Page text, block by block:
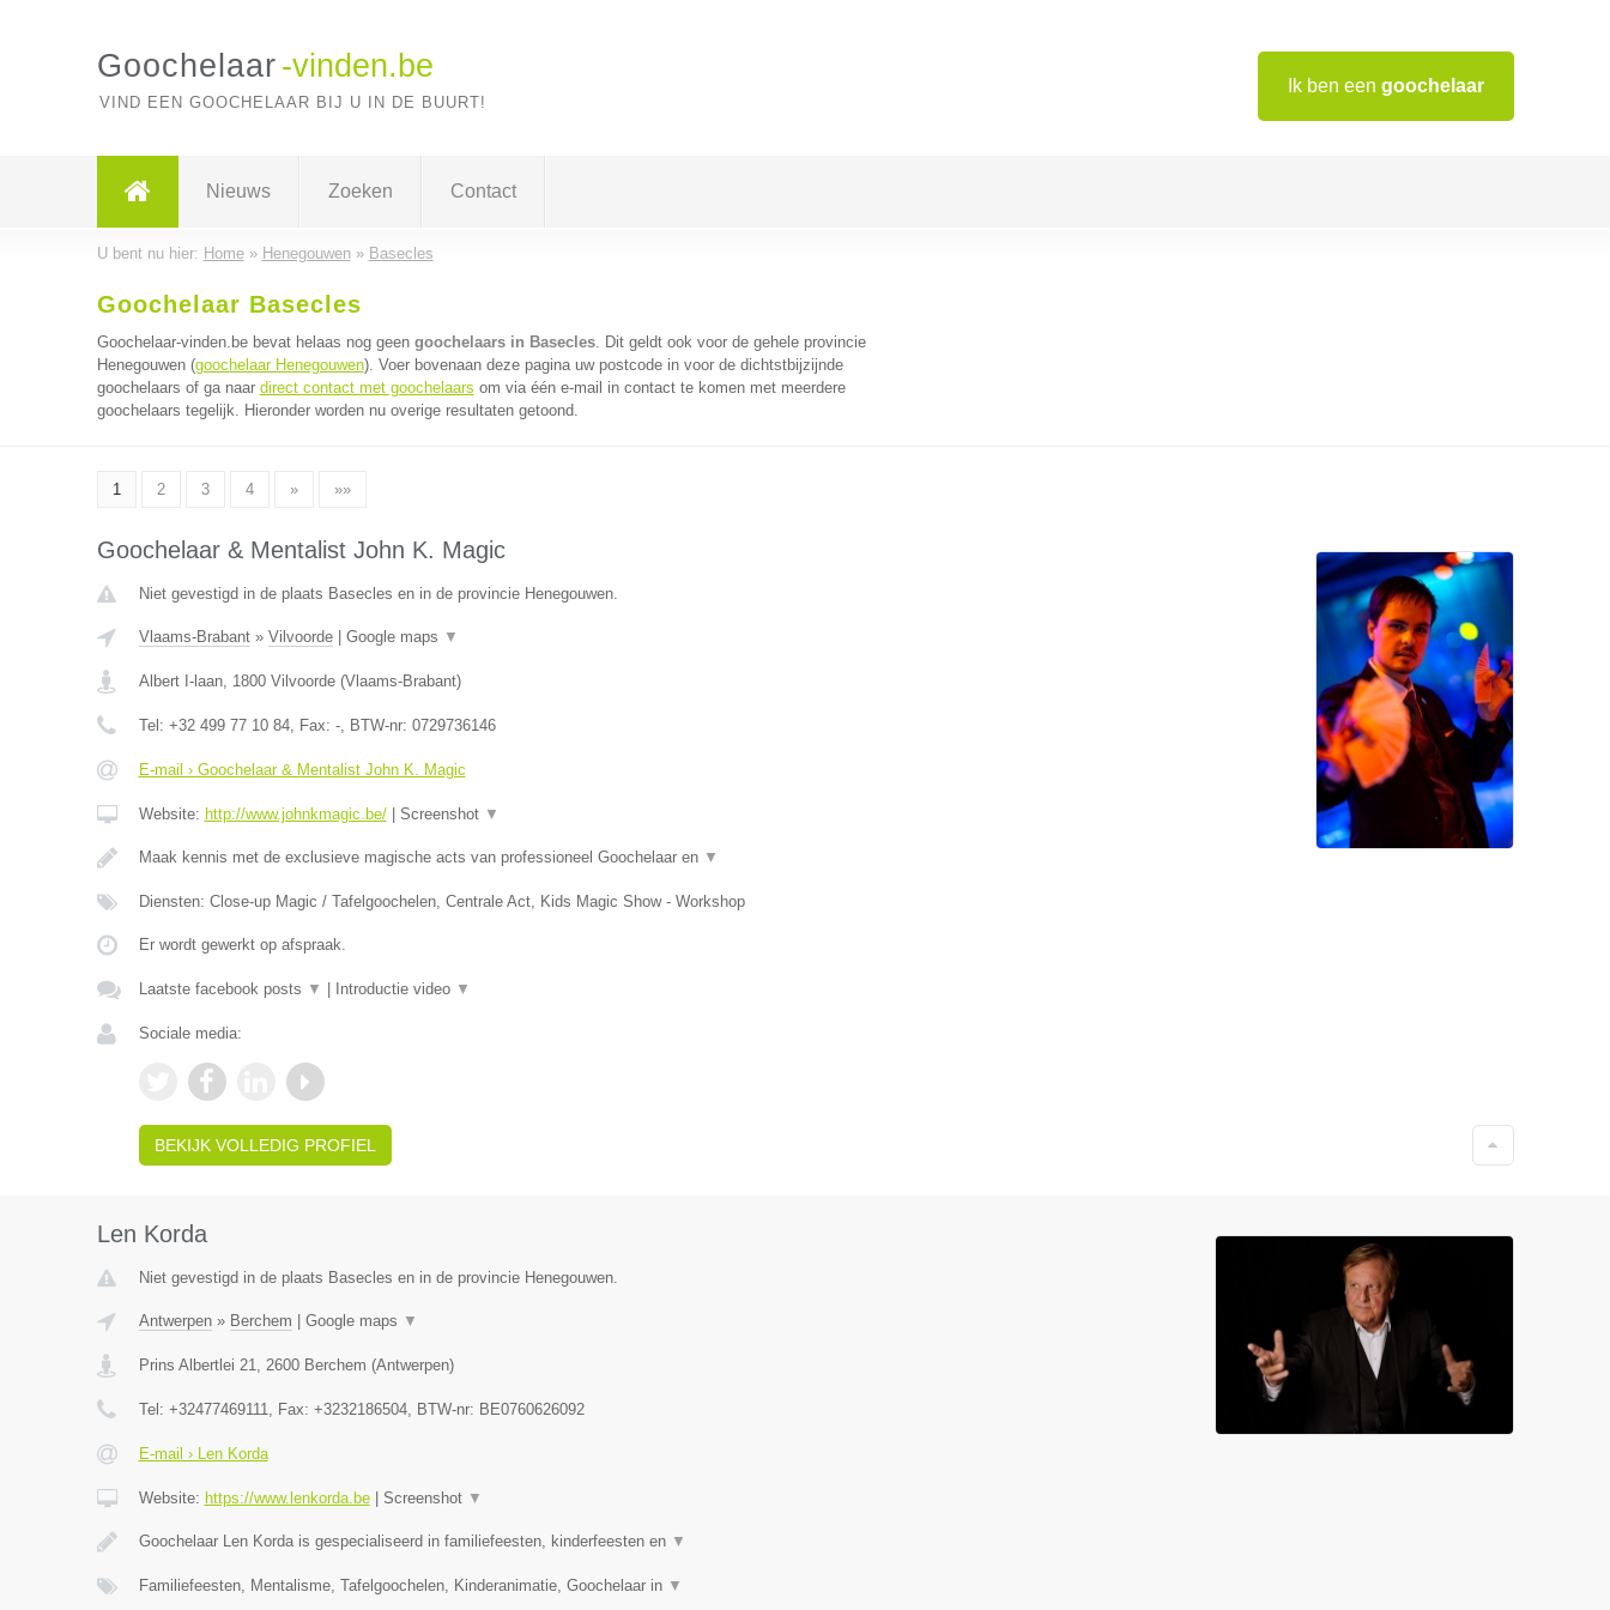
Ik ben een goochelaar
Goochelaar -vinden.be
VIND EEN GOOCHELAAR BIJ U IN DE BUURT!
Nieuws Zoeken Contact
U bent nu hier: Home» Henegouwen» Basecles
Goochelaar Basecles
Goochelaar-vinden.be bevat helaas nog geen goochelaars in Basecles. Dit geldt ook voor de gehele provincie
Henegouwen (goochelaar Henegouwen). Voer bovenaan deze pagina uw postcode in voor de dichtstbijzijnde
goochelaars of ga naar direct contact met goochelaars om via één e-mail in contact te komen met meerdere
goochelaars tegelijk. Hieronder worden nu overige resultaten getoond.
1 2 3 4 » »»
Goochelaar & Mentalist John K. Magic
Niet gevestigd in de plaats Basecles en in de provincie Henegouwen.
Vlaams-Brabant» Vilvoorde| Google maps ▼
Albert I-laan, 1800 Vilvoorde(Vlaams-Brabant)
Tel: +32 499 77 10 84, Fax: -, BTW-nr: 0729736146
E-mail › Goochelaar & Mentalist John K. Magic
Website: http://www.johnkmagic.be/| Screenshot ▼
Maak kennis met de exclusieve magische acts van professioneel Goochelaar en ▼
Diensten: Close-up Magic / Tafelgoochelen, Centrale Act, Kids Magic Show - Workshop
Er wordt gewerkt op afspraak.
Laatste facebook posts ▼ Introductie video ▼
Sociale media:
BEKIJK VOLLEDIG PROFIEL
Len Korda
Niet gevestigd in de plaats Basecles en in de provincie Henegouwen.
Antwerpen» Berchem Google maps ▼
Prins Albertlei 21, 2600 Berchem (Antwerpen)
Tel: +32477469111, Fax: +3232186504, BTW-nr: BE0760626092
E-mail › Len Korda
Website: https://www.lenkorda.be| Screenshot ▼
Goochelaar Len Korda is gespecialiseerd in familiefeesten, kinderfeesten en ▼
Familiefeesten, Mentalisme, Tafelgoochelen, Kinderanimatie, Goochelaar in ▼